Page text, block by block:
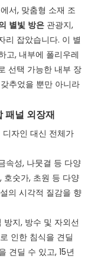
서, 맞춤형 소재 조
별빛 방은 관광지,
리 잡았습니다. 이 별
고, 내부에 폴리우레
선택 가능한 내부 장
추었을 뿐만 아니라
패널 외장재
자인 대신 전체가
속성, 나뭇결 등 다양
호숫가, 초원 등 다양
의 시각적 질감을 향
지, 방수 및 자외선
인한 침식을 견딜
견딜 수 있고, 15년